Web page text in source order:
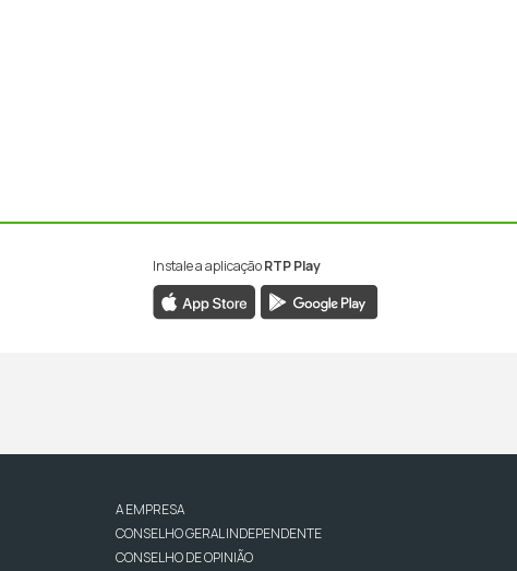
Instale a aplicaçãoRTP Play
A EMPRESA
CONSELHO GERAL INDEPENDENTE
CONSELHO DE OPINIÃO